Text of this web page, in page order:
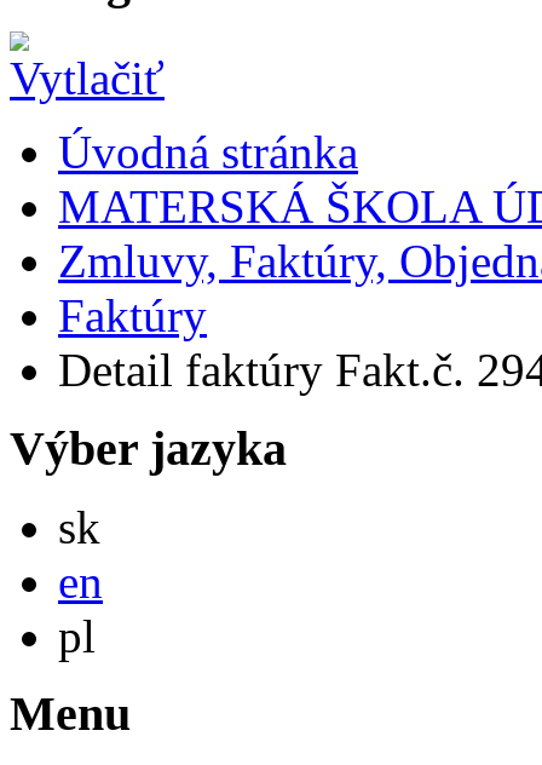
Úvodná stránka
MATERSKÁ ŠKOLA
Zmluvy, Faktúry,
Faktúry
Detail faktúry Fakt.č.
Výber jazyka
sk
en
pl
Menu